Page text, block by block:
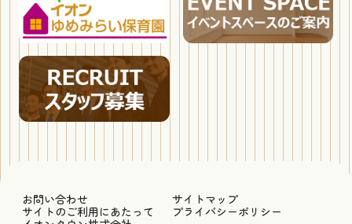
お問い合わせ
サイトマップ
サイトのご利用にあたって
プライバシーポリシー